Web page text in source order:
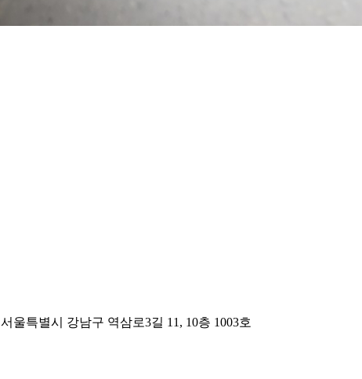
서울특별시 강남구 역삼로3길 11, 10층 1003호